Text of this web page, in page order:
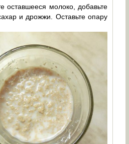
оставшееся молоко, добавьте
и дрожжи. Оставьте опару